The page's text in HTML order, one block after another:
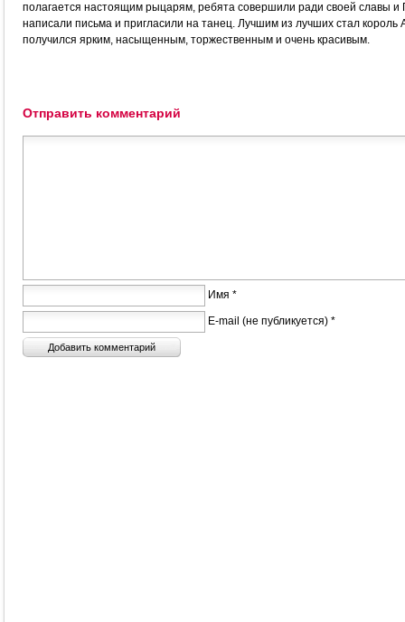
полагается настоящим рыцарям, ребята совершили ради своей славы
написали письма и пригласили на танец. Лучшим из лучших стал
получился ярким, насыщенным, торжественным и очень красивым.
Отправить комментарий
Имя *
E-mail (не публикуется) *